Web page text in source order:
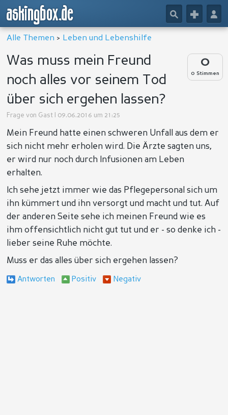
askingbox.de 👤
+
🔎
Alle Themen > Leben und Lebenshilfe
0
0 Stimmen
Was muss mein Freund
noch alles vor seinem Tod
über sich ergehen lassen?
Frage von Gast | 09.06.2016 um 21:25
Mein Freund hatte einen schweren Unfall aus dem er
sich nicht mehr erholen wird. Die Ärzte sagten uns,
er wird nur noch durch Infusionen am Leben
erhalten.
Ich sehe jetzt immer wie das Pflegepersonal sich um
ihn kümmert und ihn versorgt und macht und tut. Auf
der anderen Seite sehe ich meinen Freund wie es
ihm offensichtlich nicht gut tut und er - so denke ich -
lieber seine Ruhe möchte.
Muss er das alles über sich ergehen lassen?